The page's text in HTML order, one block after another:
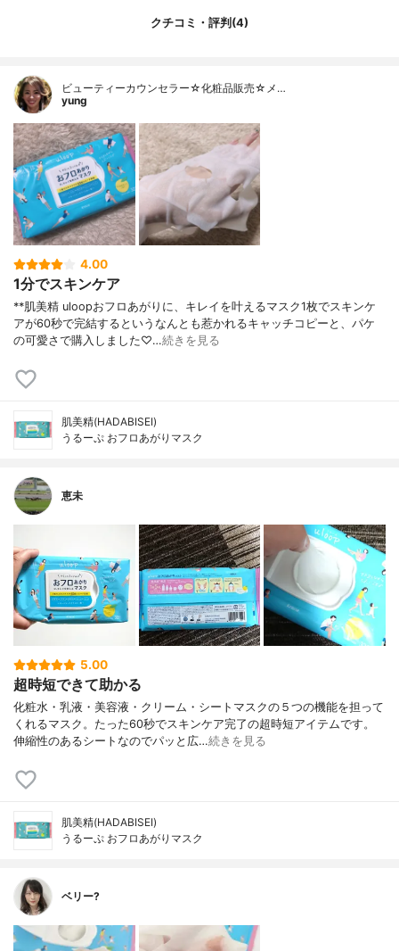
クチコミ・評判(4)
ビューティーカウンセラー☆化粧品販売☆メ…
yung
4.00
1分でスキンケア
**肌美精 uloopおフロあがりに、キレイを叶えるマスク1枚でスキンケ
アが60秒で完結するというなんとも惹かれるキャッチコピーと、パケ
の可愛さで購入しました♡…続きを見る
肌美精(HADABISEI)
うるーぷ おフロあがりマスク
恵未
5.00
超時短できて助かる
化粧水・乳液・美容液・クリーム・シートマスクの５つの機能を担って
くれるマスク。たった60秒でスキンケア完了の超時短アイテムです。
伸縮性のあるシートなのでパッと広…続きを見る
肌美精(HADABISEI)
うるーぷ おフロあがりマスク
ベリー?